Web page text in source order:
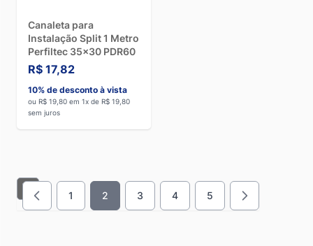
Canaleta para
Instalação Split 1 Metro
Perfiltec 35x30 PDR60
R$ 17,82
10% de desconto à vista
ou R$ 19,80 em 1x de R$ 19,80
sem juros
Página
1 Você esta lendo a pagina
2 Página
3 Página
4 Página
5